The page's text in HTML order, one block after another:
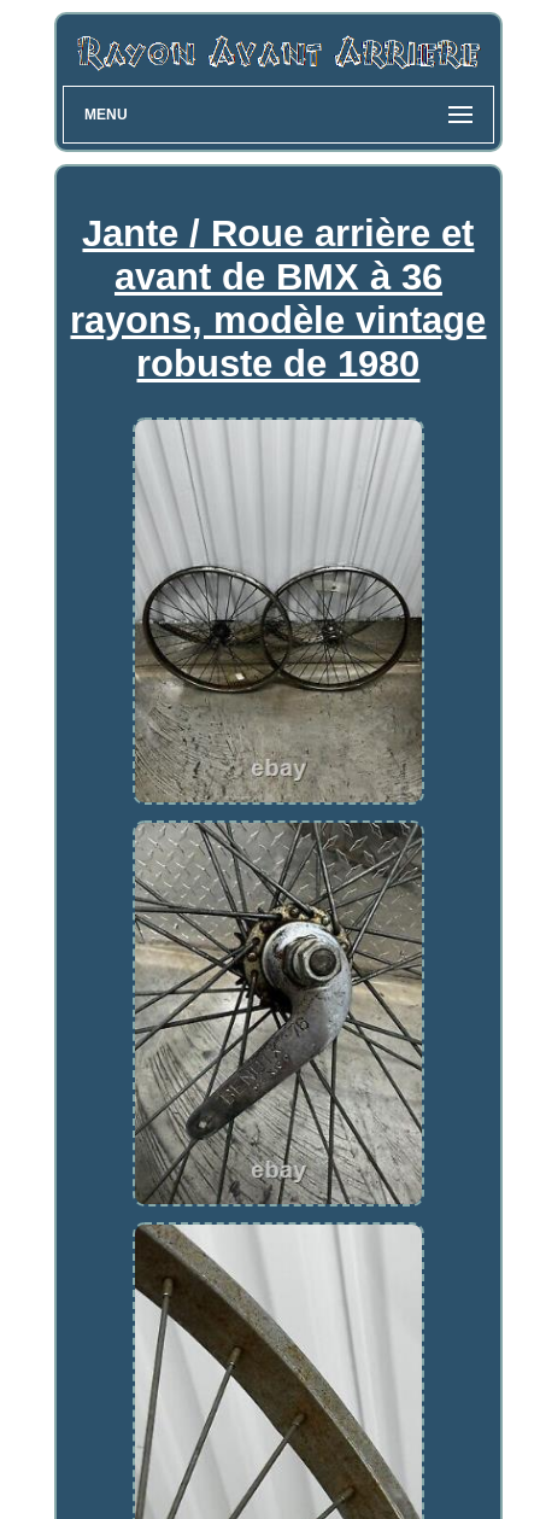
MENU
Jante / Roue arrière et
avant de BMX à 36
rayons, modèle vintage
robuste de 1980